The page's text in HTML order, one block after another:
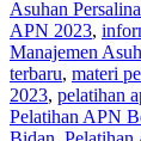
Asuhan
APN 2023,
Manajemen
terbaru, materi
2023, pelatihan
Pelatihan APN